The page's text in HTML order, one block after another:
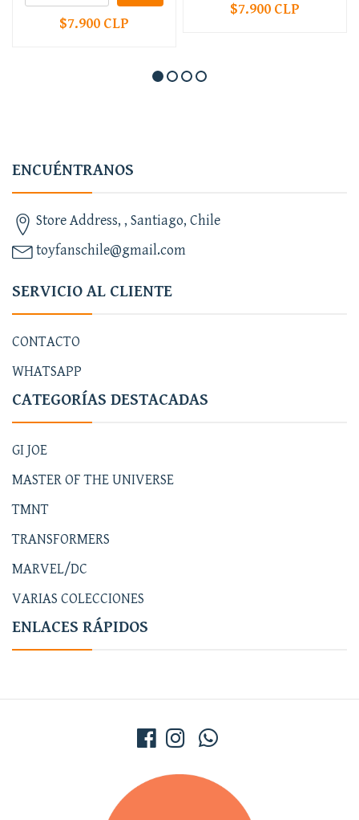
$7.900 CLP
$7.900 CLP
ENCUÉNTRANOS
Store Address, , Santiago, Chile
toyfanschile@gmail.com
SERVICIO AL CLIENTE
CONTACTO
WHATSAPP
CATEGORÍAS DESTACADAS
GI JOE
MASTER OF THE UNIVERSE
TMNT
TRANSFORMERS
MARVEL/DC
VARIAS COLECCIONES
ENLACES RÁPIDOS